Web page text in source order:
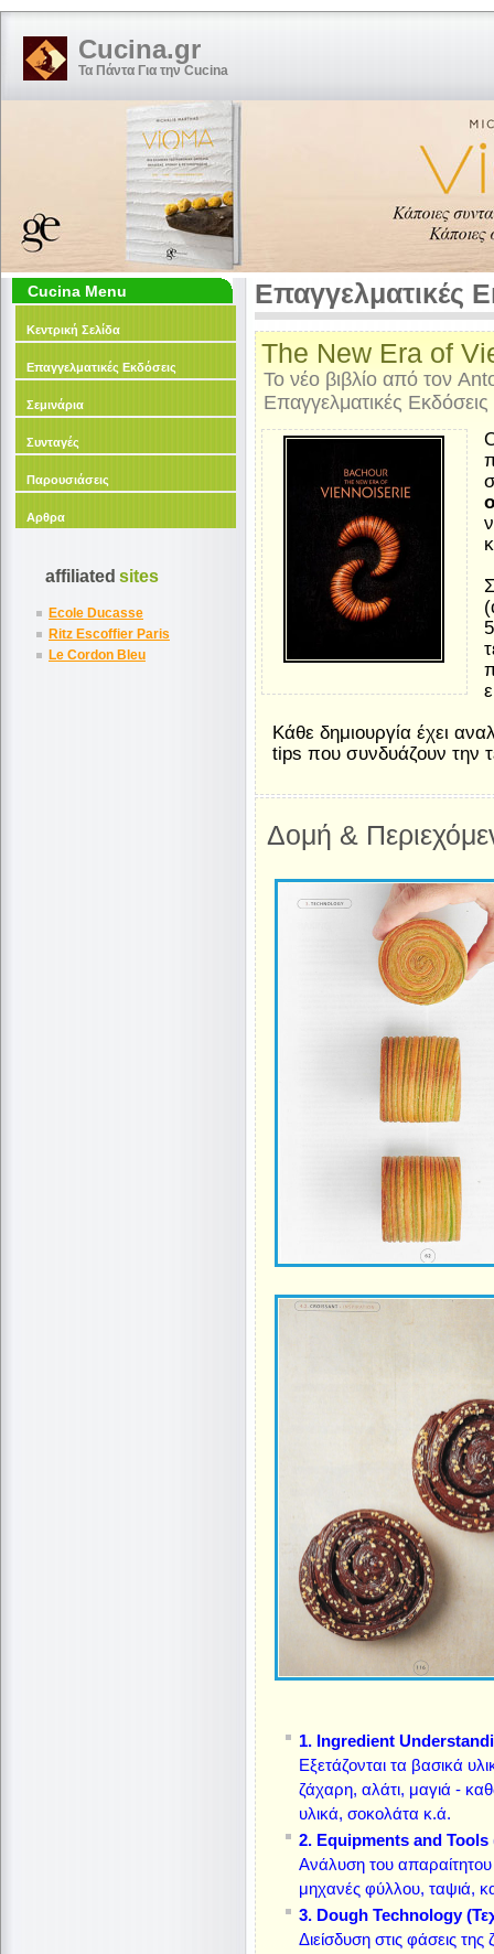
Cucina.gr
Τα Πάντα Για την Cucina
Cucina Menu
Κεντρική Σελίδα
Επαγγελματικές Εκδόσεις
Σεμινάρια
Συνταγές
Παρουσιάσεις
Αρθρα
affiliated sites
Ecole Ducasse
Ritz Escoffier Paris
Le Cordon Bleu
Επαγγελματικές
The New Era of
Το νέο βιβλίο από τον
Επαγγελματικές
Κάθε δημιουργία έχει
tips που συνδυάζουν την
Δομή &
1. Ingredient
Εξετάζονται τα βασικά
ζάχαρη, αλάτι, μαγιά -
υλικά, σοκολάτα κ.ά.
2. Equipments and Tools
Ανάλυση του απαραίτητου
μηχανές φύλλου, ταψιά,
3. Dough Technology
Διείσδυση στις φάσεις